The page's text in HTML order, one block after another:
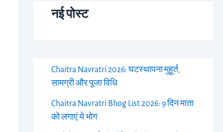
नई पोस्ट
Chaitra Navratri 2026: घटस्थापना मुहूर्त,
सामग्री और पूजा विधि
Chaitra Navratri Bhog List 2026: 9 दिन माता
को लगाएं ये भोग